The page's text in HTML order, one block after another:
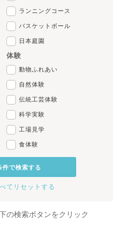
ランニングコース
バスケットボール
日本庭園
体験
動物ふれあい
自然体験
伝統工芸体験
科学実験
工場見学
食体験
件で検索する
てリセットする
の検索ボタンをクリック